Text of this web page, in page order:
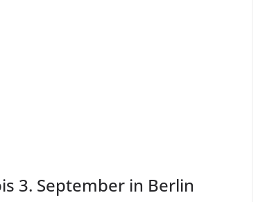
3. September in Berlin